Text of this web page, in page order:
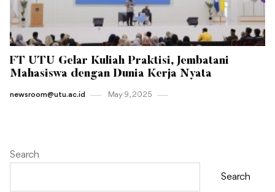
FT UTU Gelar Kuliah Praktisi, Jembatani
Mahasiswa dengan Dunia Kerja Nyata
newsroom@utu.ac.id May 9 , 2025
Search
Search